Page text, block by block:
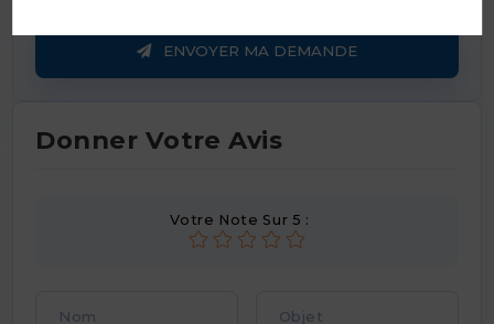
ENVOYER MA DEMANDE
Donner Votre Avis
Votre Note Sur 5 :